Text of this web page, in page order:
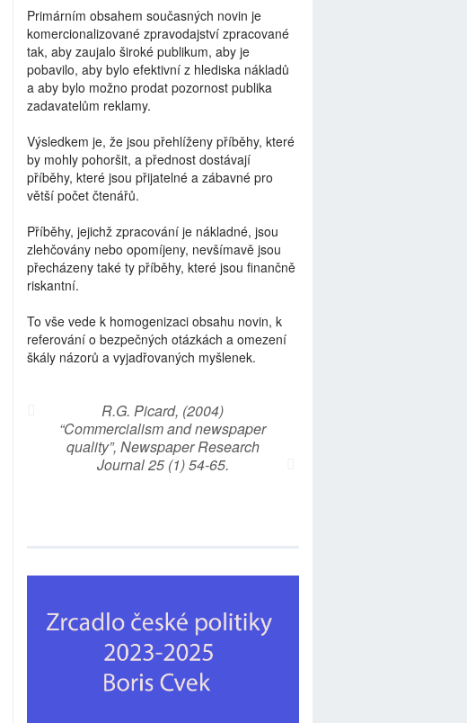
Primárním obsahem současných novin je
komercionalizované zpravodajství zpracované
tak, aby zaujalo široké publikum, aby je
pobavilo, aby bylo efektivní z hlediska nákladů
a aby bylo možno prodat pozornost publika
zadavatelům reklamy.
Výsledkem je, že jsou přehlíženy příběhy, které
by mohly pohoršit, a přednost dostávají
příběhy, které jsou přijatelné a zábavné pro
větší počet čtenářů.
Příběhy, jejichž zpracování je nákladné, jsou
zlehčovány nebo opomíjeny, nevšímavě jsou
přecházeny také ty příběhy, které jsou finančně
riskantní.
To vše vede k homogenizaci obsahu novin, k
referování o bezpečných otázkách a omezení
škály názorů a vyjadřovaných myšlenek.
R.G. Picard, (2004)
“Commercialism and newspaper
quality”, Newspaper Research
Journal 25 (1) 54-65.